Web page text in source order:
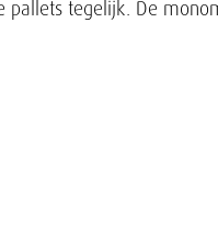
pallets tegelijk. De